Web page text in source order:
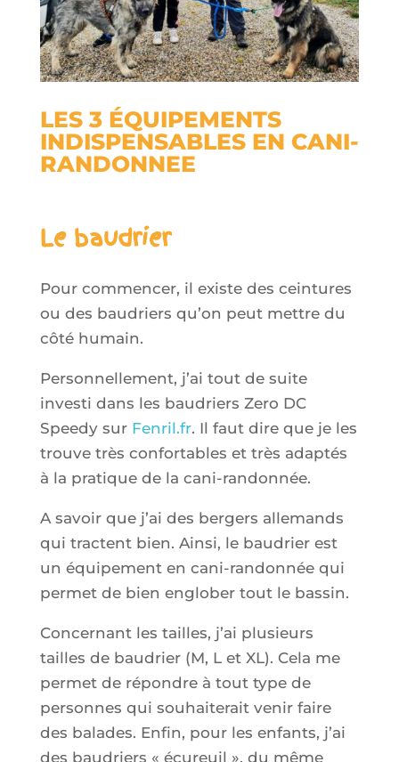
LES 3 ÉQUIPEMENTS
INDISPENSABLES EN CANI-
RANDONNEE
Le baudrier
Pour commencer, il existe des ceintures
ou des baudriers qu’on peut mettre du
côté humain.
Personnellement, j’ai tout de suite
investi dans les baudriers Zero DC
Speedy sur Fenril.fr. Il faut dire que je les
trouve très confortables et très adaptés
à la pratique de la cani-randonnée.
A savoir que j’ai des bergers allemands
qui tractent bien. Ainsi, le baudrier est
un équipement en cani-randonnéequi
permet de bien englober tout le bassin.
Concernant les tailles, j’ai plusieurs
tailles de baudrier (M, L etXL). Cela me
permet de répondre à tout type de
personnes qui souhaiterait venir faire
des balades. Enfin, pour les enfants, j’ai
des baudriers « écureuil », du même